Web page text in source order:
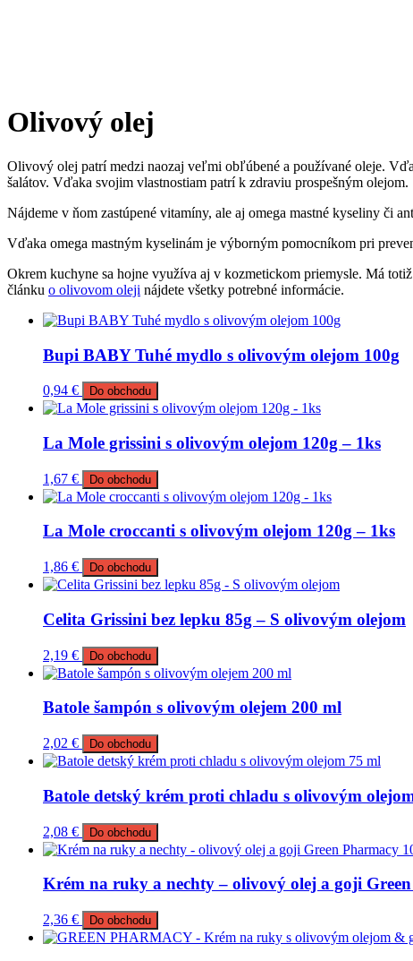
Olivový olej
Olivový olej patrí medzi naozaj veľmi obľúbené a používané oleje.
šalátov. Vďaka svojim vlastnostiam patrí k zdraviu prospešným olejom.
Nájdeme v ňom zastúpené vitamíny, ale aj omega mastné kyseliny či
Vďaka omega mastným kyselinám je výborným pomocníkom pri
Okrem kuchyne sa hojne využíva aj v kozmetickom priemysle. Má
článku o olivovom oleji nájdete všetky potrebné informácie.
Bupi BABY Tuhé mydlo s olivovým olejom 100g
0,94 € Do obchodu
La Mole grissini s olivovým olejom 120g – 1ks
1,67 € Do obchodu
La Mole croccanti s olivovým olejom 120g – 1ks
1,86 € Do obchodu
Celita Grissini bez lepku 85g – S olivovým olejom
2,19 € Do obchodu
Batole šampón s olivovým olejem 200 ml
2,02 € Do obchodu
Batole detský krém proti chladu s olivovým
2,08 € Do obchodu
Krém na ruky a nechty – olivový olej a goji
2,36 € Do obchodu